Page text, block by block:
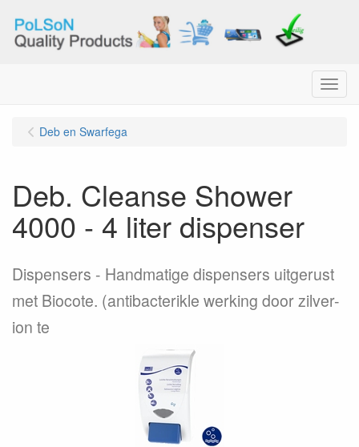
Menu
Deb en Swarfega
Deb. Cleanse Shower
4000 - 4 liter dispenser
Dispensers - Handmatige dispensers uitgerust
met Biocote. (antibacterikle werking door zilver-
ion te